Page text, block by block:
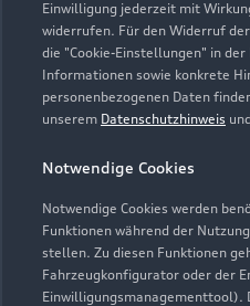
Einwilligung jederzeit mit
widerrufen. Für den Widerruf
die "Cookie-Einstellungen" in
Informationen sowie konkrete
personenbezogenen Daten
unserem Datenschutzhinweis
Notwendige Cookies
Notwendige Cookies werden
Funktionen während der
stellen. Zu diesen Funktionen
Fahrzeugkonfigurator oder der
Einwilligungsmanagementtool).
Servicetermin vereinbaren
Autohaus
Kastellaun
Servicepartner e-tron